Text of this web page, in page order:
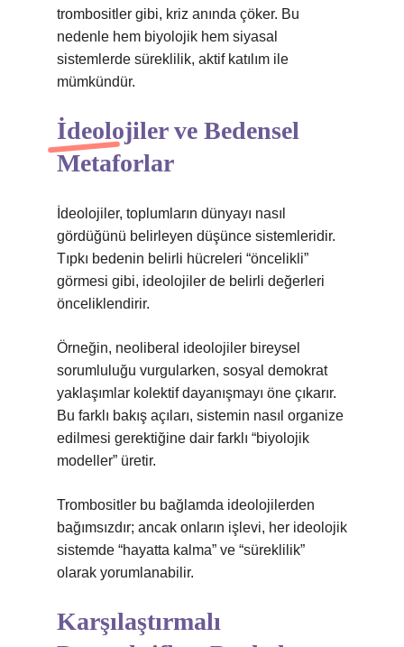
trombositler gibi, kriz anında çöker. Bu
nedenle hem biyolojik hem siyasal
sistemlerde süreklilik, aktif katılım ile
mümkündür.
İdeolojiler ve Bedensel
Metaforlar
İdeolojiler, toplumların dünyayı nasıl
gördüğünü belirleyen düşünce sistemleridir.
Tıpkı bedenin belirli hücreleri “öncelikli”
görmesi gibi, ideolojiler de belirli değerleri
önceliklendirir.
Örneğin, neoliberal ideolojiler bireysel
sorumluluğu vurgularken, sosyal demokrat
yaklaşımlar kolektif dayanışmayı öne çıkarır.
Bu farklı bakış açıları, sistemin nasıl organize
edilmesi gerektiğine dair farklı “biyolojik
modeller” üretir.
Trombositler bu bağlamda ideolojilerden
bağımsızdır; ancak onların işlevi, her ideolojik
sistemde “hayatta kalma” ve “süreklilik”
olarak yorumlanabilir.
Karşılaştırmalı